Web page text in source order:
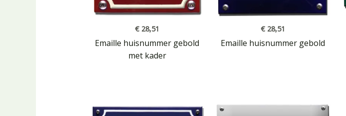
€ 28,51
Emaille huisnummer gebold
met kader
€28,51
Emaille huisnummer gebold